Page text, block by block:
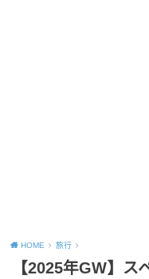
HOME 旅行
【2025年GW】ス